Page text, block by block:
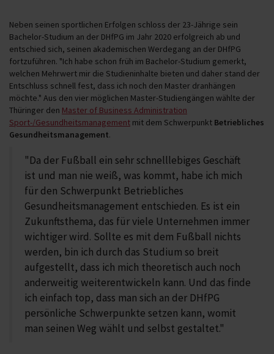
Neben seinen sportlichen Erfolgen schloss der 23-Jährige sein
Bachelor-Studium an der DHfPG im Jahr 2020 erfolgreich ab und
entschied sich, seinen akademischen Werdegang an der DHfPG
fortzuführen. "Ich habe schon früh im Bachelor-Studium gemerkt,
welchen Mehrwert mir die Studieninhalte bieten und daher stand der
Entschluss schnell fest, dass ich noch den Master dranhängen
möchte." Aus den vier möglichen Master-Studiengängen wählte der
Thüringer den Master of Business Administration
Sport-/Gesundheitsmanagement mit dem Schwerpunkt Betriebliches
Gesundheitsmanagement.
"Da der Fußball ein sehr schnelllebiges Geschäft
ist und man nie weiß, was kommt, habe ich mich
für den Schwerpunkt Betriebliches
Gesundheitsmanagement entschieden. Es ist ein
Zukunftsthema, das für viele Unternehmen immer
wichtiger wird. Sollte es mit dem Fußball nichts
werden, bin ich durch das Studium so breit
aufgestellt, dass ich mich theoretisch auch noch
anderweitig weiterentwickeln kann. Und das finde
ich einfach top, dass man sich an der DHfPG
persönliche Schwerpunkte setzen kann, womit
man seinen Weg wählt und selbst gestaltet."